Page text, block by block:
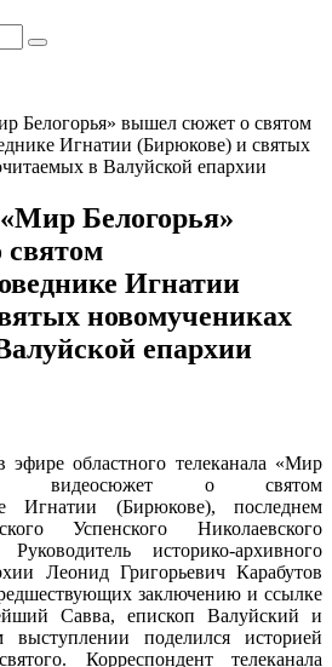
Белогорья» вышел сюжет о святом
Игнатии (Бирюкове) и святых
в Валуйской епархии
Белогорья»
Игнатии
новомучениках
епархии
эфире областного телеканала «Мир
видеосюжет о святом
Игнатии (Бирюкове), последнем
Успенского Николаевского
историко-архивного
Леонид Григорьевич Карабутов
заключению и ссылке
Савва, епископ Валуйский и
выступлении поделился историей
Корреспондент телеканала